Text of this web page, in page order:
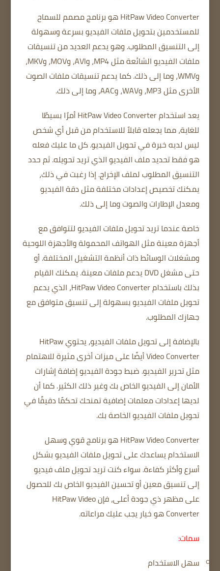
HitPaw Video Converter هو برنامج مصمم للسماح
للمستخدمين بتحويل ملفات الفيديو بسرعة وسهولة
إلى التنسيق المطلوب. وهو يدعم العديد من تنسيقات
ملفات الفيديو الشائعة مثل MP4، وAVI، وMOV، وMKV،
وWMV، وما إلى ذلك. كما يدعم تنسيقات ملفات الصوت
الأخرى مثل MP3، وWAV، وAAC، وما إلى ذلك.
يعد استخدام HitPaw Video Converter أمرًا بسيطًا
للغاية، مما يجعله قابلاً للاستخدام من قبل أي شخص
ليس لديه خبرة في تحويل الفيديو.كل ما عليك فعله
هو فقط تحديد ملف الفيديو الذي تريد تحويله.ثم حدد
التنسيق المطلوب لملف الإخراج.إذا رغبت في ذلك،
يمكنك تخصيص إعدادات مختلفة مثل دقة الفيديو
ومعدل الإطارات والصوت وما إلى ذلك.
خاصةعندما تريد تحويل ملفات الفيديو لتتوافق مع
أجهزة معينة مثل الهواتف المحمولة والأجهزة اللوحية
ومشغلات الوسائط ذات أنظمة التشغيل المختلفة.أو
حتى مشغل DVD يدعم ملفات معينة.
يمكنك القيام
بذلك باستخدام HitPaw Video Converter، الذي يدعم
تحويل ملفات الفيديو بسهولة إلى تنسيق متوافق مع
جهازك المطلوب.
بالإضافة إلى تحويل ملفات الفيديو، يحتوي HitPaw
Video Converter أيضًا على ميزات أخرى مثيرة للاهتمام
مثل تحرير الفيديو. ضبط جودة الفيديوإضافة إشارات
الأمان إلى الفيديو الخاص بك وغير ذلك الكثير.كما أن
لديها إعدادات معلمات إضافية تمنحك تحكمًا دقيقًا في
تحويل ملفات الفيديو الخاصة بك.
HitPaw Video Converter هو برنامج قوي وسهل
الاستخدام يساعدك على تحويل ملفات الفيديو بشكل
أسرع وأكثر كفاءة. سواء كنت تريد تحويل ملف فيديو
إلى تنسيق معين أو تحسين الفيديو الخاص بك للحصول
على مظهر ذي جودة أعلى، فإن HitPaw Video
Converter هو خيار يجب عليك مراعاته.
سمات:
سهل الاستخدام